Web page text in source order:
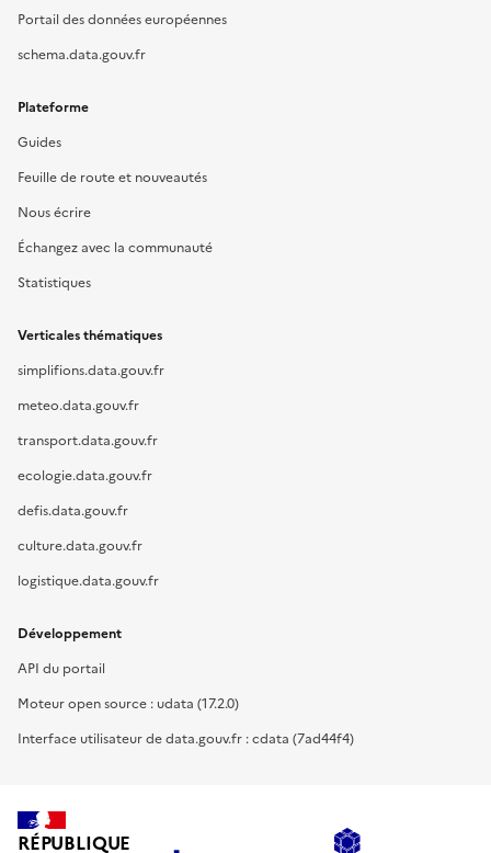
Portail des données européennes
schema.data.gouv.fr
Plateforme
Guides
Feuille de route et nouveautés
Nous écrire
Échangez avec la communauté
Statistiques
Verticales thématiques
simplifions.data.gouv.fr
meteo.data.gouv.fr
transport.data.gouv.fr
ecologie.data.gouv.fr
defis.data.gouv.fr
culture.data.gouv.fr
logistique.data.gouv.fr
Développement
API du portail
Moteur open source : udata (17.2.0)
Interface utilisateur de data.gouv.fr : cdata (7ad44f4)
RÉPUBLIQUE